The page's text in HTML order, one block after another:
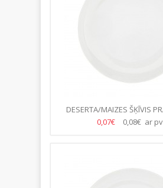
DESERTA/MAIZES ŠĶĪVIS
0,07€
0,08€ ar